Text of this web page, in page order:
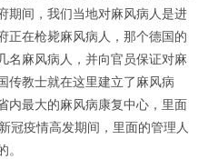
期间，我们当地对麻风病人是进
正在枪毙麻风病人，那个德国的
名麻风病人，并向官员保证对麻
传教士就在这里建立了麻风病
内最大的麻风病康复中心，里面
冠疫情高发期间，里面的管理人